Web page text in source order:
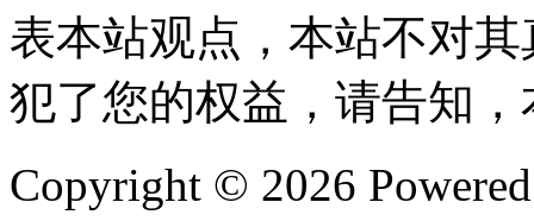
表本站观点，本站不对
犯了您的权益，请告知
Copyright © 2026